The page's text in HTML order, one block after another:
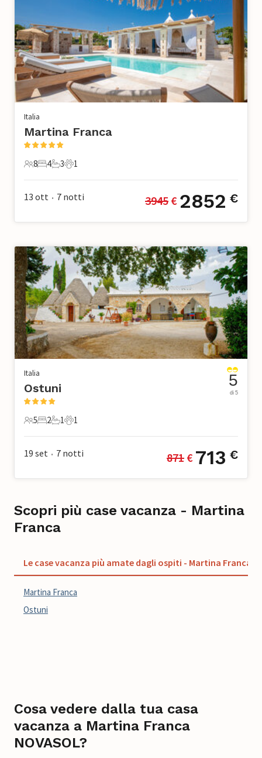
Italia
Martina Franca
8 Ospiti
8
4 Camere da letto
4
3 Bagni
3
1 Animale domestico
1
13 ott • 7 notti 3945 € 2852 €
Italia
Ostuni
5 Ospiti
5
2 Camere da letto
2
1 Bagno
1
1 Animale domestico
1
5
di 5
19 set • 7 notti 871 € 713 €
Scopri più case vacanza - Martina
Franca
Le case vacanza più amate dagli ospiti - Martina Franca
Martina Franca
Ostuni
Cosa vedere dalla tua casa
vacanza a Martina Franca
NOVASOL?